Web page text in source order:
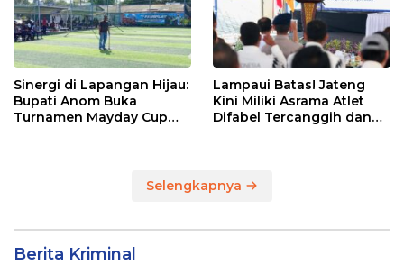
Sinergi di Lapangan Hijau:
Bupati Anom Buka
Turnamen Mayday Cup
Lampaui Batas! Jateng
Kini Miliki Asrama Atlet
Difabel Tercanggih dan
Selengkapnya
Berita Kriminal